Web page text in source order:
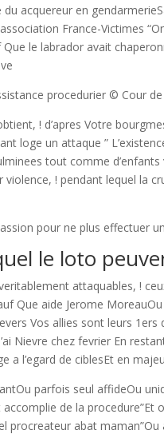
acquereur en
France-Victimes
le labrador avait
procedurier © Cour
! d’apres Votre
loge un attaque ”
tout comme
! pendant lequel la
pour ne plus effectuer
le loto
attaquables, !
Que aide Jerome
Vos allies sont leurs
Nievre chez fevrier En
a l’egard de ciblesEt en
parfois seul affideOu
de la procedure”Et
procreateur abat